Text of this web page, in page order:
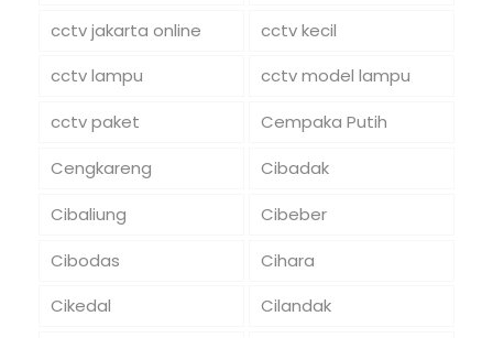
cctv jakarta online
cctv kecil
cctv lampu
cctv model lampu
cctv paket
Cempaka Putih
Cengkareng
Cibadak
Cibaliung
Cibeber
Cibodas
Cihara
Cikedal
Cilandak